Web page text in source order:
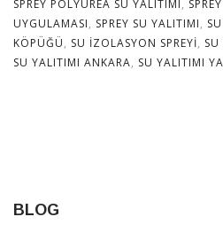
SPREY POLYUREA SU YALITIMI ,
UYGULAMASI, SPREY SU YALITIMI,
KÖPÜĞÜ, SU IZOLASYON SPREYI,
SU YALITIMI ANKARA, SU YALITIMI
BLOG